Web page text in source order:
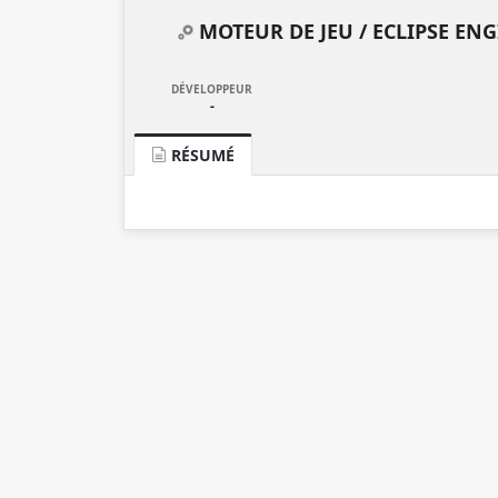
MOTEUR DE JEU / ECLIPSE
DÉVELOPPEUR
-
RÉSUMÉ